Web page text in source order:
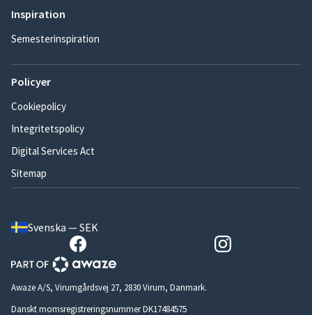
Inspiration
Semesterinspiration
Policyer
Cookiepolicy
Integritetspolicy
Digital Services Act
Sitemap
Svenska — SEK
Awaze A/S, Virumgårdsvej 27, 2830 Virum, Danmark.
Danskt momsregistreringsnummer DK17484575